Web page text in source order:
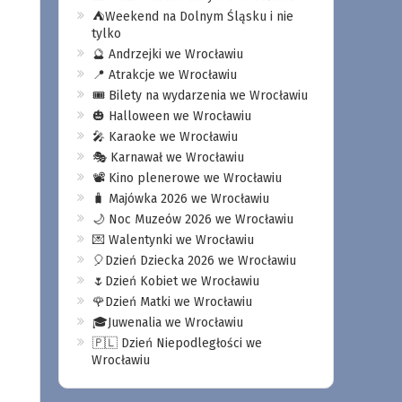
⛺️Weekend na Dolnym Śląsku i nie
tylko
🔮 Andrzejki we Wrocławiu
📍 Atrakcje we Wrocławiu
🎟️ Bilety na wydarzenia we Wrocławiu
🎃 Halloween we Wrocławiu
🎤 Karaoke we Wrocławiu
🎭 Karnawał we Wrocławiu
📽️ Kino plenerowe we Wrocławiu
🧳 Majówka 2026 we Wrocławiu
🌙 Noc Muzeów 2026 we Wrocławiu
💌 Walentynki we Wrocławiu
🎈Dzień Dziecka 2026 we Wrocławiu
🌷Dzień Kobiet we Wrocławiu
🌹Dzień Matki we Wrocławiu
🎓Juwenalia we Wrocławiu
🇵🇱 Dzień Niepodległości we
Wrocławiu